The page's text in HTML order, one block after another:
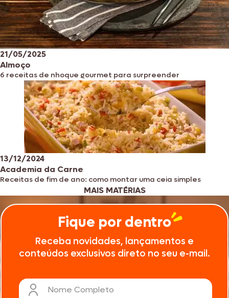
21/05/2025
Almoço
6 receitas de nhoque gourmet para surpreender
13/12/2024
Academia da Carne
Receitas de fim de ano: como montar uma ceia simples
MAIS MATÉRIAS
Fique por dentro
Receba novidades, lançamentos e
conteúdos exclusivos direto no seu e-mail.
Nome Completo